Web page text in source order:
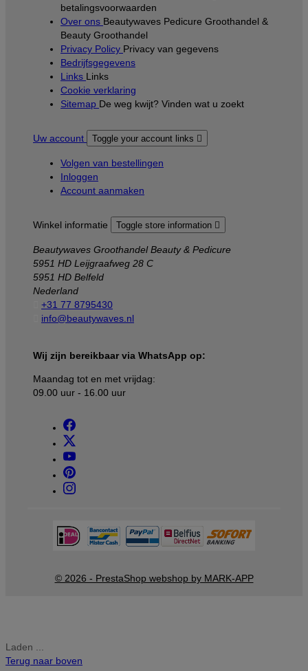
betalingsvoorwaarden
Over ons Beautywaves Pedicure Groothandel &
Beauty Groothandel
Privacy Policy Privacy van gegevens
Bedrijfsgegevens
Links Links
Cookie verklaring
Sitemap De weg kwijt? Vinden wat u zoekt
Uw account Toggle your account links 
Volgen van bestellingen
Inloggen
Account aanmaken
Winkel informatie Toggle store information 
Beautywaves Groothandel Beauty & Pedicure
5951 HD Leijgraafweg 28 C
5951 HD Belfeld
Nederland
+31 77 8795430
info@beautywaves.nl
Wij zijn bereikbaar via WhatsApp op:
Maandag tot en met vrijdag:
09.00 uur - 16.00 uur
© 2026 - PrestaShop webshop by MARK-APP
Laden ...
Terug naar boven